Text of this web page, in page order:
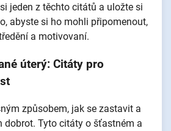
jeden z těchto citátů a uložte si
abyste si ho mohli připomenout,
a motivovaní.
úterý: Citáty pro
způsobem, jak se zastavit a
dobrot. Tyto citáty o šťastném a